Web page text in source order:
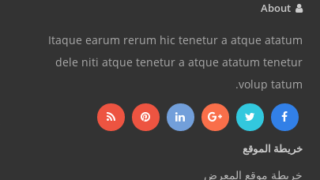
About
Itaque earum rerum hic tenetur a atque atatum
dele niti atque tenetur a atque atatum tenetur
volup tatum.
خريطة الموقع
خريطة موقع المعرض